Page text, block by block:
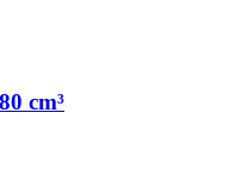
cm³